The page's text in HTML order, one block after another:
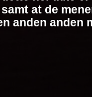
at de
anden anden